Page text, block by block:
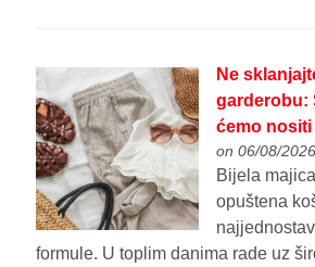
Ne
garderobu:
ćemo nositi
on 06/08/
Bijela
opuštena
formule. U toplim danima rade uz